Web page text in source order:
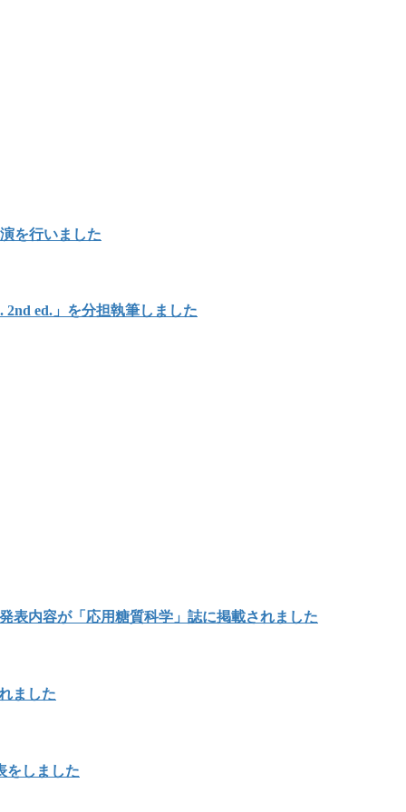
を行いました
2nd ed.」を分担執筆しました
表内容が「応用糖質科学」誌に掲載されました
ました
をしました